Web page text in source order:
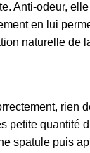
Anti-odeur,
en lui
naturelle de
rien
petite quantité
spatule puis